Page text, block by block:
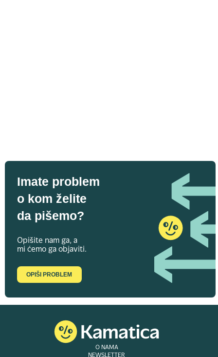
Imate problem
o kom želite
da pišemo?
Opišite nam ga, a
mi ćemo ga objaviti.
OPIŠI PROBLEM
O NAMA
NEWSLETTER